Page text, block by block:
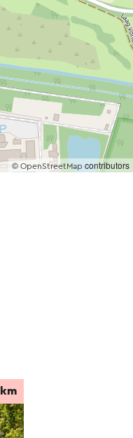
© OpenStreetMap contributors